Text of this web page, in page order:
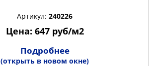
Артикул: 240226
Цена: 647 руб/м2
Подробнее
(открыть в новом окне)